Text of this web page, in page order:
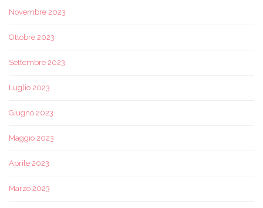
Novembre 2023
Ottobre 2023
Settembre 2023
Luglio 2023
Giugno 2023
Maggio 2023
Aprile 2023
Marzo 2023